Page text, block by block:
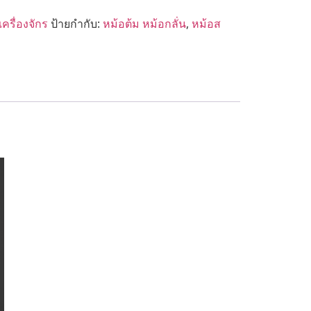
ครื่องจักร ป้ายกำกับ: หม้อต้ม หม้อกลั่น, หม้อส